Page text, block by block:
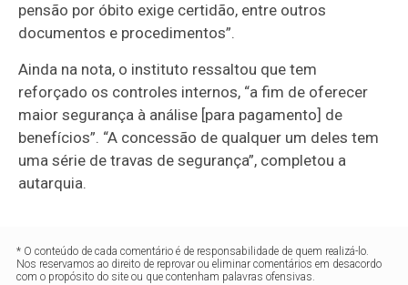
pensão por óbito exige certidão, entre outros
documentos e procedimentos”.
Ainda na nota, o instituto ressaltou que tem
reforçado os controles internos, “a fim de oferecer
maior segurança à análise [para pagamento] de
benefícios”. “A concessão de qualquer um deles tem
uma série de travas de segurança”, completou a
autarquia.
* O conteúdo de cada comentário é de responsabilidade de quem realizá-lo.
Nos reservamos ao direito de reprovar ou eliminar comentários em desacordo
com o propósito do site ou que contenham palavras ofensivas.